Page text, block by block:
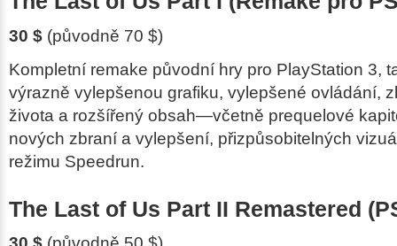
30 $ (původně 70 $)
Kompletní remake původní hry pro PlayStation 3,
výrazně vylepšenou grafiku, vylepšené ovládání,
života a rozšířený obsah—včetně prequelové
nových zbraní a vylepšení, přizpůsobitelných
režimu Speedrun.
The Last of Us Part II Remastered